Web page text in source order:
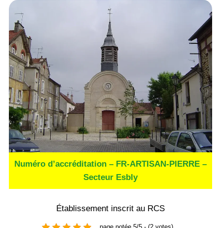
Numéro d’accréditation – FR-ARTISAN-PIERRE –
Secteur Esbly
Établissement inscrit au RCS